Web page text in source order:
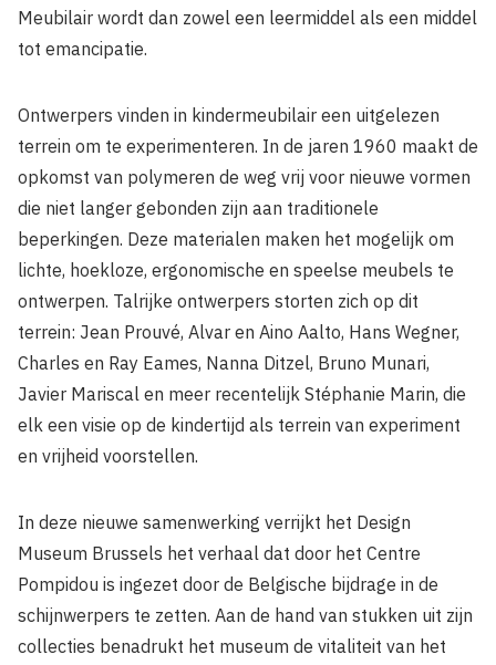
Meubilair wordt dan zowel een leermiddel als een middel
tot emancipatie.
Ontwerpers vinden in kindermeubilair een uitgelezen
terrein om te experimenteren. In de jaren 1960 maakt de
opkomst van polymeren de weg vrij voor nieuwe vormen
die niet langer gebonden zijn aan traditionele
beperkingen. Deze materialen maken het mogelijk om
lichte, hoekloze, ergonomische en speelse meubels te
ontwerpen. Talrijke ontwerpers storten zich op dit
terrein: Jean Prouvé, Alvar en Aino Aalto, Hans Wegner,
Charles en Ray Eames, Nanna Ditzel, Bruno Munari,
Javier Mariscal en meer recentelijk Stéphanie Marin, die
elk een visie op de kindertijd als terrein van experiment
en vrijheid voorstellen.
In deze nieuwe samenwerking verrijkt het Design
Museum Brussels het verhaal dat door het Centre
Pompidou is ingezet door de Belgische bijdrage in de
schijnwerpers te zetten. Aan de hand van stukken uit zijn
collecties benadrukt het museum de vitaliteit van het